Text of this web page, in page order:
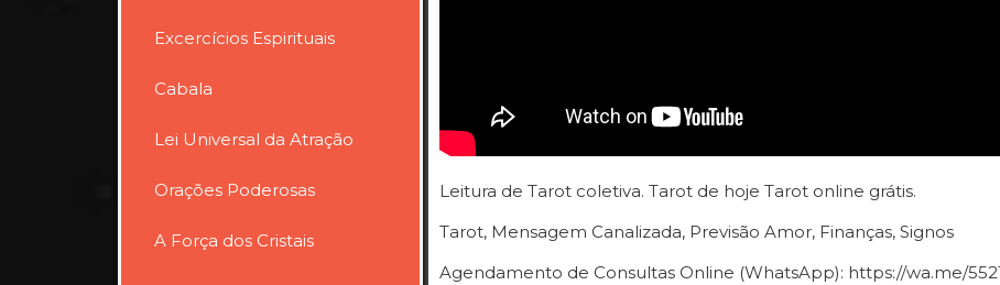
Excercícios Espirituais
Cabala
Lei Universal da Atração
Orações Poderosas
A Força dos Cristais
Leitura de Tarot coletiva. Tarot de hoje Tarot online grátis.
Tarot, Mensagem Canalizada, Previsão Amor, Finanças, Signos
Agendamento de Consultas Online (WhatsApp): https://wa.me/